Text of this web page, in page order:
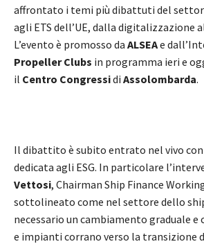
affrontato i temi più dibattuti del
agli ETS dell’UE, dalla digitalizzazione
L’evento è promosso da ALSEAe
Propeller Clubs in programma ieri e
il Centro Congressidi Assolombarda.
Il dibattito è subito entrato nel vivo con
dedicata agli ESG. In particolare
Vettosi, Chairman Ship Finance
sottolineato come nel settore dello
necessario un cambiamento graduale e
e impianti corrano verso la transizione